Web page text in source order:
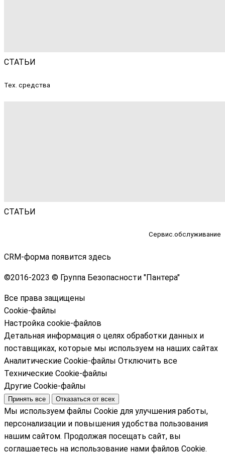
СТАТЬИ
Тех. средства
СТАТЬИ
Сервис.обслуживание
CRM-форма появится здесь
©2016-2023 © Группа Безопасности "Пантера"
Все права защищены
Cookie-файлы
Настройка cookie-файлов
Детальная информация о целях обработки данных и
поставщиках, которые мы используем на наших сайтах
Аналитические Cookie-файлы Отключить все
Технические Cookie-файлы
Другие Cookie-файлы
Принять все Отказаться от всех
Мы используем файлы Cookie для улучшения работы,
персонализации и повышения удобства пользования
нашим сайтом. Продолжая посещать сайт, вы
соглашаетесь на использование нами файлов Cookie.